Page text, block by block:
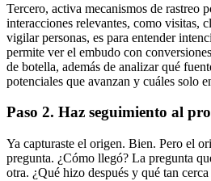
Tercero, activa mecanismos de rastreo
interacciones relevantes, como visitas,
vigilar personas, es para entender
permite ver el embudo con
de botella, además de analizar qué
potenciales que avanzan y cuáles solo
Paso 2. Haz seguimiento al
Ya capturaste el origen. Bien. Pero el
pregunta. ¿Cómo llegó? La pregunta
otra. ¿Qué hizo después y qué tan